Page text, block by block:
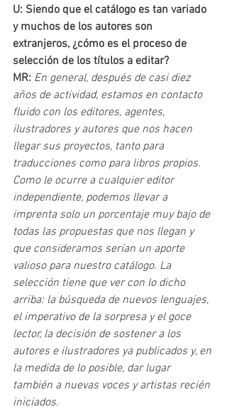
U: Siendo que el catálogo es tan variado
y muchos de los autores son
extranjeros, ¿cómo es el proceso de
selección de los títulos a editar?
MR: En general, después de casi diez
años de actividad, estamos en contacto
fluido con los editores, agentes,
ilustradores y autores que nos hacen
llegar sus proyectos, tanto para
traducciones como para libros propios.
Como le ocurre a cualquier editor
independiente, podemos llevar a
imprenta solo un porcentaje muy bajo de
todas las propuestas que nos llegan y
que consideramos serían un aporte
valioso para nuestro catálogo. La
selección tiene que ver con lo dicho
arriba: la búsqueda de nuevos lenguajes,
el imperativo de la sorpresa y el goce
lector, la decisión de sostener a los
autores e ilustradores ya publicados y, en
la medida de lo posible, dar lugar
también a nuevas voces y artistas recién
iniciados.